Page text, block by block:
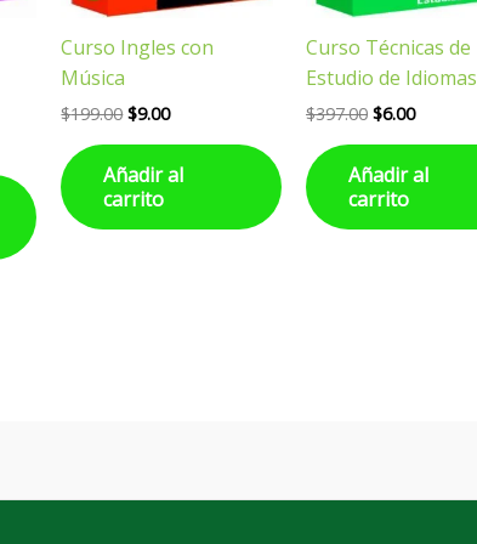
Curso Ingles con
Música
$199.00 $9.00
Añadir al
carrito
Curso Técnicas de
Estudio de Idiomas
$397.00 $6.00
Añadir al
carrito